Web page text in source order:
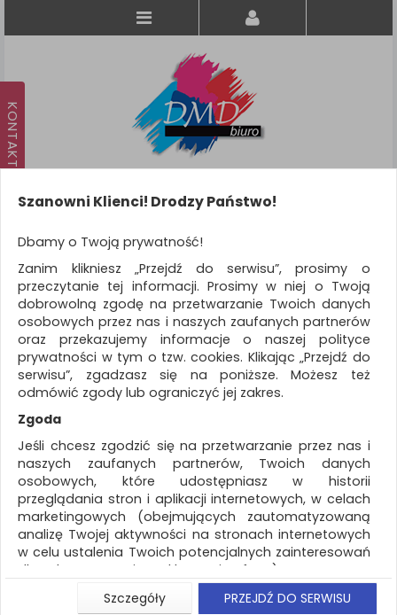
KATEGORIE
WSZYSTKIE KATEGORIE
FILTRY
Więcej
REKLAMA
AKTUALNOŚCI
Artykuły do pisania i korygowania Długopis
ZNALEZIONYCH PRODUKTÓW: 1 Porównaj (0 )
Sortuj po Standardowe
Siatka Lista
Szanowni Klienci! Drodzy Państwo!
Dbamy o Twoją prywatność!
Zanim klikniesz „Przejdź do serwisu”, prosimy o
przeczytanie tej informacji. Prosimy w niej o Twoją
dobrowolną zgodę na przetwarzanie Twoich danych
osobowych przez nas i naszych zaufanych partnerów
oraz przekazujemy informacje o naszej polityce
prywatności w tym o tzw. cookies. Klikając „Przejdź do
serwisu”, zgadzasz się na poniższe. Możesz też
odmówić zgody lub ograniczyć jej zakres.
Zgoda
Jeśli chcesz zgodzić się na przetwarzanie przez nas i
naszych zaufanych partnerów, Twoich danych
osobowych, które udostępniasz w historii
przeglądania stron i aplikacji internetowych, w celach
marketingowych (obejmujących zautomatyzowaną
analizę Twojej aktywności na stronach internetowych
w celu ustalenia Twoich potencjalnych zainteresowań
dla dostosowania reklamy i oferty), w tym na
umieszczanie tzw. cookies na Twoich urządzeniach i
ich odczytywanie, kliknij przycisk „Przejdź do serwisu”.
Szczegóły PRZEJDŹ DO SERWISU